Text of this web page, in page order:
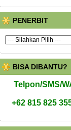
PENERBIT
BISA DIBANTU?
Telpon/SMS/
+62 815 825